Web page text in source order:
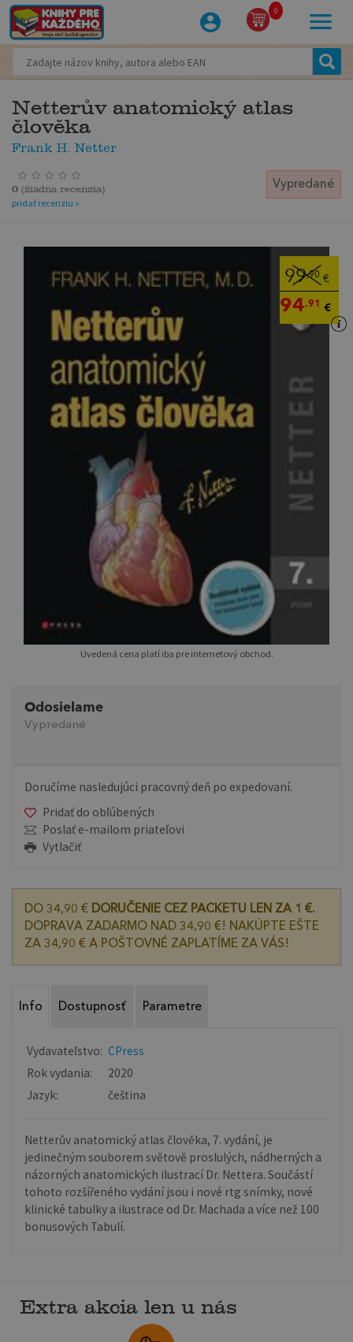
0
Netterův anatomický atlas
člověka
Frank H. Netter
Vypredané
0 (žiadna recenzia)
pridať recenziu »
99,90 €
94,91 €
Uvedená cena platí iba pre internetový obchod.
Odosielame
Vypredané
Doručíme nasledujúci pracovný deň po expedovaní.
Pridať do obľúbených
Poslať e-mailom priateľovi
Vytlačiť
DO 34,90 € DORUČENIE CEZ PACKETU LEN ZA 1 €.
DOPRAVA ZADARMO NAD 34,90 €! NAKÚPTE EŠTE
ZA 34,90 € A POŠTOVNÉ ZAPLATÍME ZA VÁS!
Info Dostupnosť Parametre
Vydavateľstvo: CPress
Rok vydania:
2020
Jazyk:
čeština
Netterův anatomický atlas člověka, 7. vydání, je
jedinečným souborem světově proslulých, nádherných a
názorných anatomických ilustrací Dr. Nettera. Součástí
tohoto rozšířeného vydání jsou i nové rtg snímky, nové
klinické tabulky a ilustrace od Dr. Machada a více než 100
bonusových Tabulí.
Extra akcia len u nás